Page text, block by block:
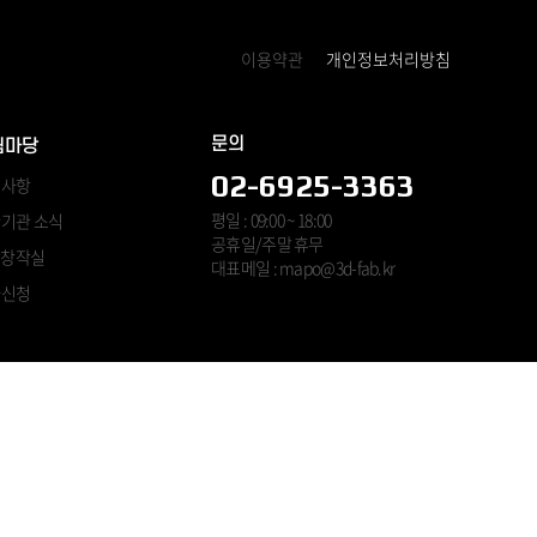
이용약관 개인정보처리방침
마당
항
관 소식
작실
청
문의
02-6925-3363
평일 : 09:00 ~ 18:00
공휴일/주말 휴무
대표메일 : mapo@3d-fab.kr